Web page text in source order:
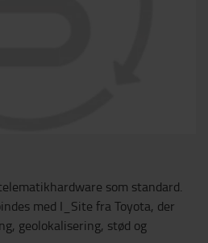
som standard.
med I_Site fra Toyota, der
geolokalisering, stød og